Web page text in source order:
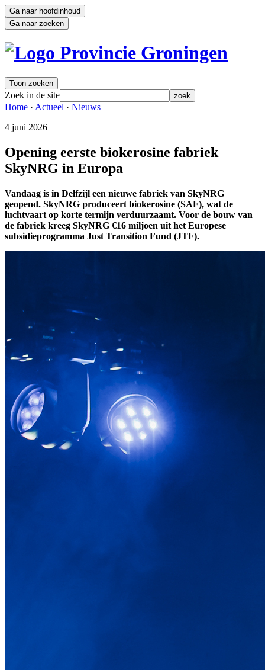
Ga naar hoofdinhoud
Ga naar zoeken
Toon zoeken
Zoek in de site zoek
Home · Actueel · Nieuws
4 juni 2026
Opening eerste biokerosine fabriek
SkyNRG in Europa
Vandaag is in Delfzijl een nieuwe fabriek van SkyNRG
geopend. SkyNRG produceert biokerosine (SAF), wat de
luchtvaart op korte termijn verduurzaamt. Voor de bouw van
de fabriek kreeg SkyNRG €16 miljoen uit het Europese
subsidieprogramma Just Transition Fund (JTF).